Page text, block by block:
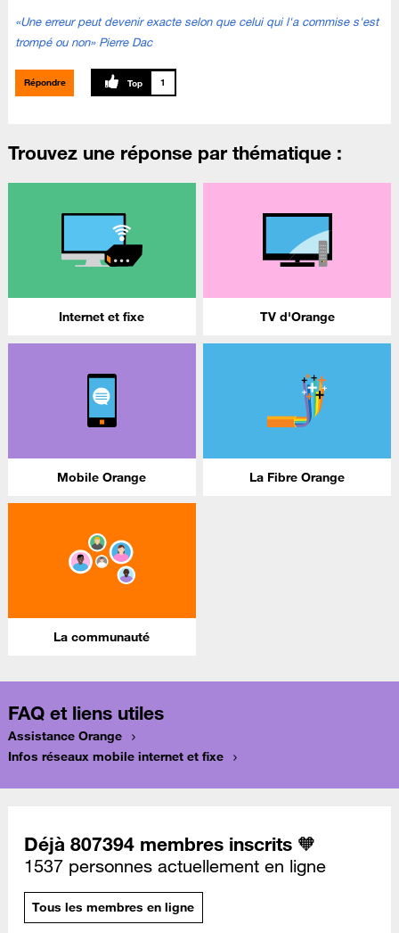
«Une erreur peut devenir exacte selon que celui qui l'a commise s'est
trompé ou non» Pierre Dac
Répondre 1
Trouvez une réponse par thématique :
Internet et fixe TV d'Orange
Mobile Orange La Fibre Orange
La communauté
FAQ et liens utiles
Assistance Orange
Infos réseaux mobile internet et fixe
Déjà 807394 membres inscrits 🧡
1537 personnes actuellement en ligne
Tous les membres en ligne